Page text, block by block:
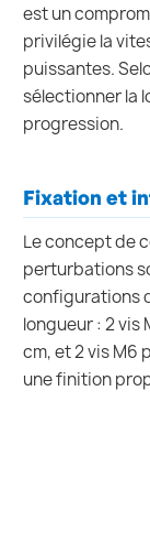
est un
privilégie la
puissantes.
sélectionner la
progression.
Fixation et
Le concept de
perturbations
configurations
longueur : 2 vis
cm, et 2 vis M6
une finition